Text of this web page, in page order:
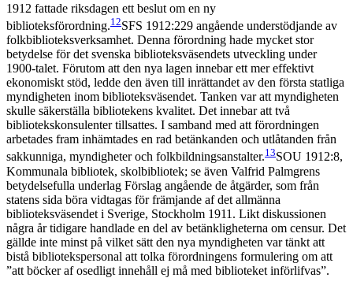
1912 fattade riksdagen ett beslut om en ny
biblioteksförordning.12SFS 1912:229 angående understödjande av
folkbiblioteksverksamhet. Denna förordning hade mycket stor
betydelse för det svenska biblioteksväsendets utveckling under
1900-talet. Förutom att den nya lagen innebar ett mer effektivt
ekonomiskt stöd, ledde den även till inrättandet av den första statliga
myndigheten inom biblioteksväsendet. Tanken var att myndigheten
skulle säkerställa bibliotekens kvalitet. Det innebar att två
bibliotekskonsulenter tillsattes. I samband med att förordningen
arbetades fram inhämtades en rad betänkanden och utlåtanden från
sakkunniga, myndigheter och folkbildningsanstalter.13SOU 1912:8,
Kommunala bibliotek, skolbibliotek; se även Valfrid Palmgrens
betydelsefulla underlag Förslag angående de åtgärder, som från
statens sida böra vidtagas för främjande af det allmänna
biblioteksväsendet i Sverige, Stockholm 1911. Likt diskussionen
några år tidigare handlade en del av betänkligheterna om censur. Det
gällde inte minst på vilket sätt den nya myndigheten var tänkt att
bistå bibliotekspersonal att tolka förordningens formulering om att
”att böcker af osedligt innehåll ej må med biblioteket införlifvas”.